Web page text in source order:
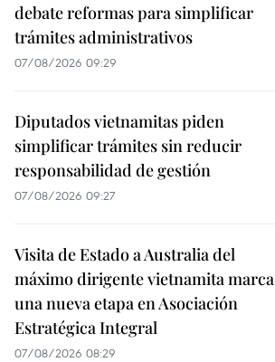
debate reformas para simplificar
trámites administrativos
07/08/2026 09:29
Diputados vietnamitas piden
simplificar trámites sin reducir
responsabilidad de gestión
07/08/2026 09:27
Visita de Estado a Australia del
máximo dirigente vietnamita marca
una nueva etapa en Asociación
Estratégica Integral
07/08/2026 08:29